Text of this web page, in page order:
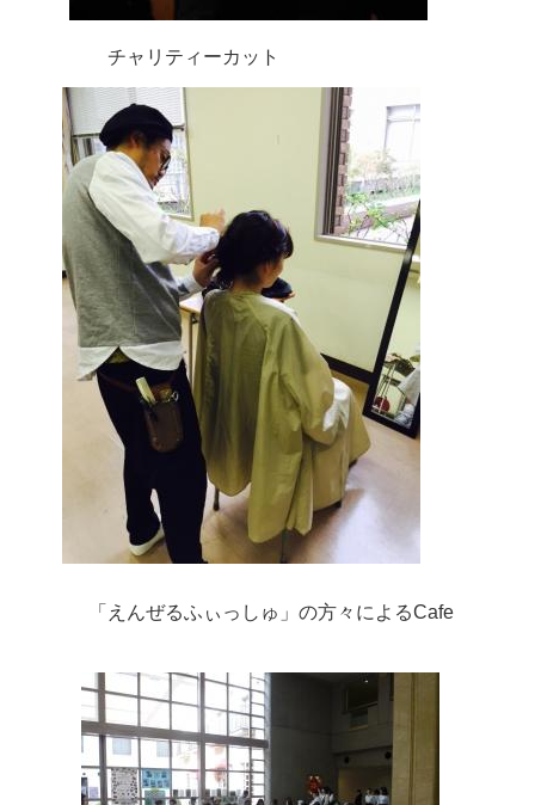
チャリティーカット
「えんぜるふぃっしゅ」の方々によるCafe